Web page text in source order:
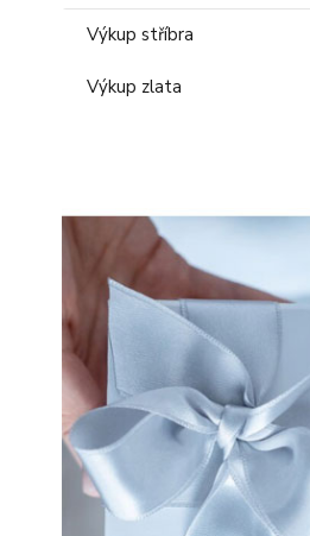
Výkup stříbra
Výkup zlata